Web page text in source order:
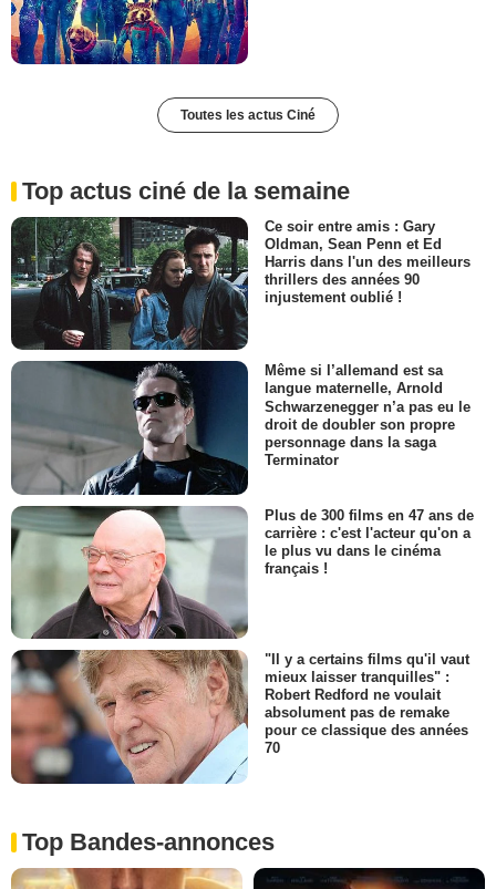
Toutes les actus Ciné
Top actus ciné de la semaine
Ce soir entre amis : Gary
Oldman, Sean Penn et Ed
Harris dans l'un des meilleurs
thrillers des années 90
injustement oublié !
Même si l’allemand est sa
langue maternelle, Arnold
Schwarzenegger n’a pas eu le
droit de doubler son propre
personnage dans la saga
Terminator
Plus de 300 films en 47 ans de
carrière : c'est l'acteur qu'on a
le plus vu dans le cinéma
français !
"Il y a certains films qu'il vaut
mieux laisser tranquilles" :
Robert Redford ne voulait
absolument pas de remake
pour ce classique des années
70
Top Bandes-annonces